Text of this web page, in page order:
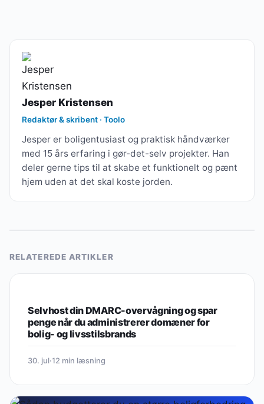
Jesper Kristensen
Redaktør & skribent · Toolo
Jesper er boligentusiast og praktisk håndværker
med 15 års erfaring i gør-det-selv projekter. Han
deler gerne tips til at skabe et funktionelt og pænt
hjem uden at det skal koste jorden.
RELATEREDE ARTIKLER
Selvhost din DMARC-overvågning og spar
penge når du administrerer domæner for
bolig- og livsstilsbrands
30. jul·12 min læsning